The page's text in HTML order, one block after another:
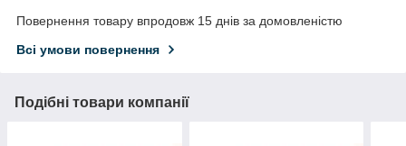
Повернення товару впродовж 15 днів за домовленістю
Всі умови повернення
Подібні товари компанії